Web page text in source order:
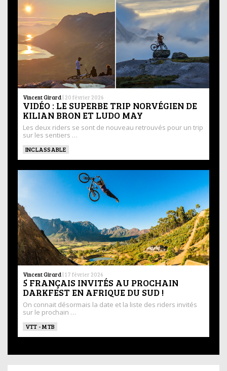
Vincent Girard | 20 février 2026
VIDÉO : LE SUPERBE TRIP NORVÉGIEN DE
KILIAN BRON ET LUDO MAY
Les deux riders se sont de nouveau retrouvés pour un trip
sur les sentiers …
INCLASSABLE
Vincent Girard | 17 février 2026
5 FRANÇAIS INVITÉS AU PROCHAIN
DARKFEST EN AFRIQUE DU SUD !
On connait désormais la date et la liste des riders invités
sur le prochain …
VTT - MTB